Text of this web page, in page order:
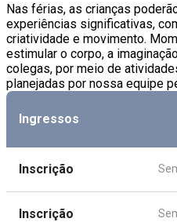
Nas férias, as crianças
experiências significativas,
criatividade e movimento.
estimular o corpo, a
colegas, por meio de
planejadas por nossa equipe
Ingressos
Inscrição
Inscrição